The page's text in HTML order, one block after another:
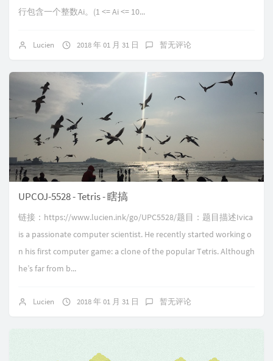
行包含一个整数Ai。(1 <= Ai <= 10...
Lucien 2018 年 01 月 31 日 暂无评论
UPCOJ-5528 - Tetris - 瞎搞
链接：https://www.lucien.ink/go/UPC5528/题目：题目描述Ivica
is a passionate computer scientist. He recently started working o
n his first computer game: a clone of the popular Tetris. Although
he’s far from b...
Lucien 2018 年 01 月 31 日 暂无评论